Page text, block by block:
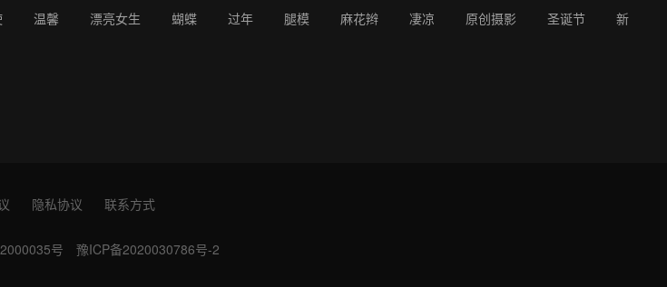
温馨 漂亮女生 蝴蝶 过年 腿模 麻花辫 凄凉 原创摄影 圣诞节
新
隐私协议 联系方式
号 豫ICP备2020030786号-2